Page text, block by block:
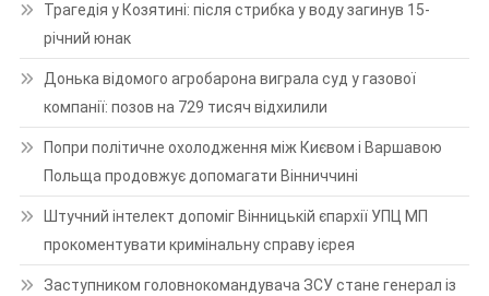
Трагедія у Козятині: після стрибка у воду загинув 15-
річний юнак
Донька відомого агробарона виграла суд у газової
компанії: позов на 729 тисяч відхилили
Попри політичне охолодження між Києвом і Варшавою
Польща продовжує допомагати Вінниччині
Штучний інтелект допоміг Вінницькій єпархії УПЦ МП
прокоментувати кримінальну справу ієрея
Заступником головнокомандувача ЗСУ стане генерал із